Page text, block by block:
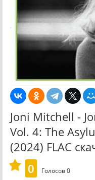
Joni Mitchell -
Vol. 4: The
(2024) FLAC
0
Голосов0